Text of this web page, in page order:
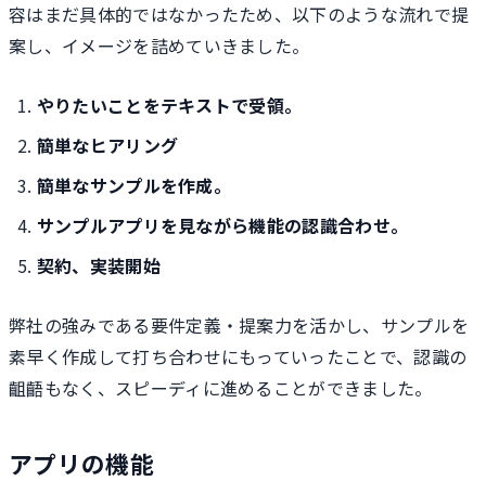
容はまだ具体的ではなかったため、以下のような流れで提
案し、イメージを詰めていきました。
やりたいことをテキストで受領。
簡単なヒアリング
簡単なサンプルを作成。
サンプルアプリを見ながら機能の認識合わせ。
契約、実装開始
弊社の強みである要件定義・提案力を活かし、サンプルを
素早く作成して打ち合わせにもっていったことで、認識の
齟齬もなく、スピーディに進めることができました。
アプリの機能